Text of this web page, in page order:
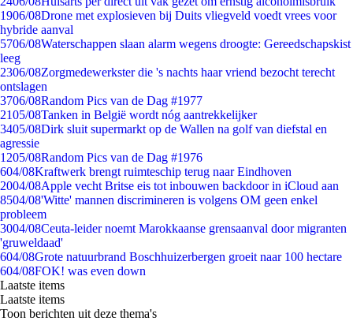
1906/08Drone met explosieven bij Duits vliegveld voedt vrees voor
hybride aanval
5706/08Waterschappen slaan alarm wegens droogte: Gereedschapskist
leeg
2306/08Zorgmedewerkster die 's nachts haar vriend bezocht terecht
ontslagen
3706/08Random Pics van de Dag #1977
2105/08Tanken in België wordt nóg aantrekkelijker
3405/08Dirk sluit supermarkt op de Wallen na golf van diefstal en
agressie
1205/08Random Pics van de Dag #1976
604/08Kraftwerk brengt ruimteschip terug naar Eindhoven
2004/08Apple vecht Britse eis tot inbouwen backdoor in iCloud aan
8504/08'Witte' mannen discrimineren is volgens OM geen enkel
probleem
3004/08Ceuta-leider noemt Marokkaanse grensaanval door migranten
'gruweldaad'
604/08Grote natuurbrand Boschhuizerbergen groeit naar 100 hectare
604/08FOK! was even down
Laatste items
Laatste items
Toon berichten uit deze thema's